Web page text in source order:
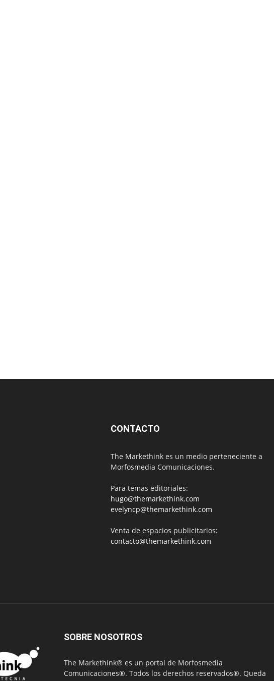
CONTACTO
The Markethink es un medio perteneciente a
Morfosmedia Comunicaciones.
Para temas editoriales:
hugo@themarkethink.com
evelyncp@themarkethink.com
Venta de espacios publicitarios:
contacto@themarkethink.com
SOBRE NOSOTROS
The Markethink® es un portal de Morfosmedia
Comunicaciones®. Todos los derechos reservados®. Queda